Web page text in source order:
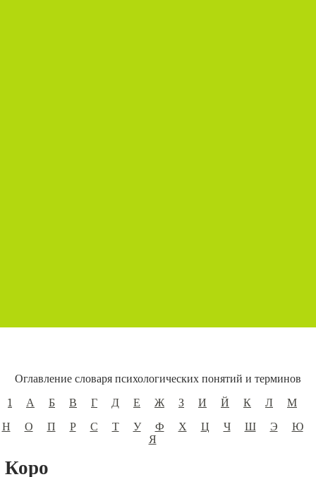
Оглавление словаря психологических понятий и терминов
1
А Б В Г Д Е Ж З И Й К Л
М
Н
О П Р С Т У Ф Х Ц Ч Ш Э
Ю
Я
Коро